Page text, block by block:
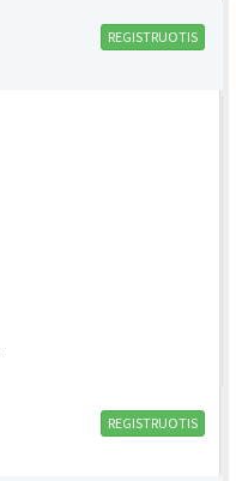
REGISTRUOTIS
REGISTRUOTIS